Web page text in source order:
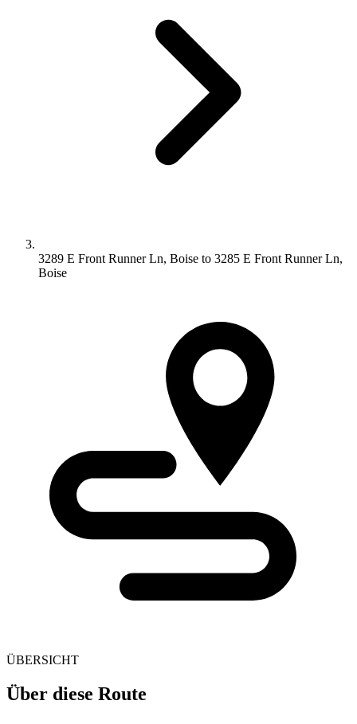
3289 E Front Runner Ln, Boise to 3285 E Front Runner Ln,
Boise
ÜBERSICHT
Über diese Route